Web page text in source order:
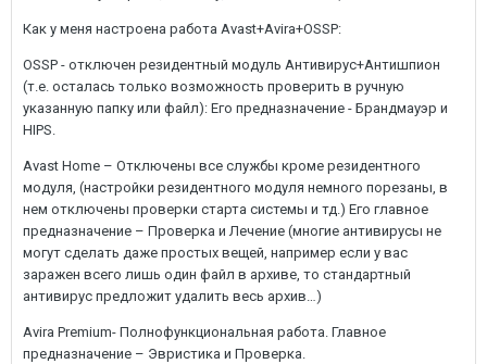
Как у меня настроена работа Avast+Avira+OSSP:
OSSP - отключен резидентный модуль Антивирус+Антишпион
(т.е. осталась только возможность проверить в ручную
указанную папку или файл): Его предназначение - Брандмауэр и
HIPS.
Avast Home – Отключены все службы кроме резидентного
модуля, (настройки резидентного модуля немного порезаны, в
нем отключены проверки старта системы и тд.) Его главное
предназначение – Проверка и Лечение (многие антивирусы не
могут сделать даже простых вещей, например если у вас
заражен всего лишь один файл в архиве, то стандартный
антивирус предложит удалить весь архив…)
Avira Premium- Полнофункциональная работа. Главное
предназначение – Эвристика и Проверка.